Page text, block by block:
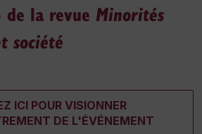
de la revue Minorités
société
ICI POUR VISIONNER
DE L'ÉVÉNEMENT